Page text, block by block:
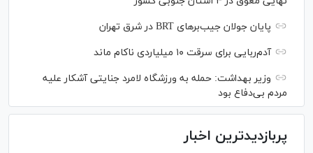
پایان جولان جیب‌بر‌های BRT در شرق تهران
آدم‌ربایی برای سرقت ۱۰ میلیاردی ناکام ماند
وزیر بهداشت: حمله به ورزشگاه لامرد جنایتی آشکار علیه
مردم بی‌دفاع بود
پربازدیدترین اخبار